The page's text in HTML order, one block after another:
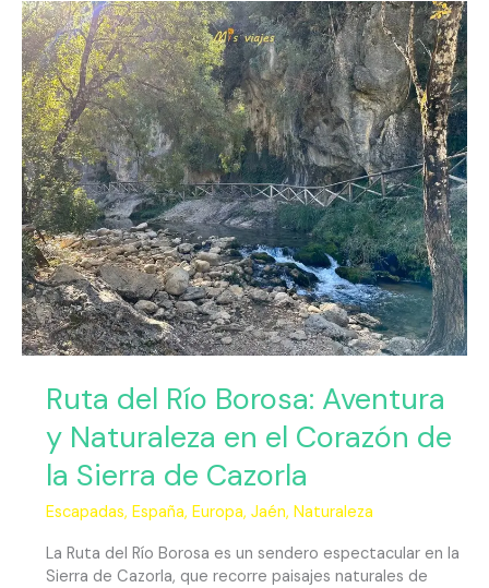
Ruta del Río Borosa: Aventura
y Naturaleza en el Corazón de
la Sierra de Cazorla
Escapadas, España, Europa, Jaén, Naturaleza
La Ruta del Río Borosa es un sendero espectacular en la
Sierra de Cazorla, que recorre paisajes naturales de
Ruta
del
Río
Borosa:
Aventura
y
Naturaleza
en
el
Corazón
de
la
Sierra
de
Cazorla